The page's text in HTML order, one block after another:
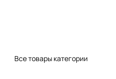
Все товары категории